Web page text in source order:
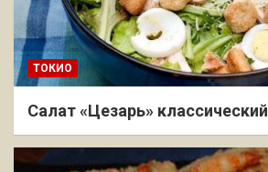
ТОКИО
Салат «Цезарь» классический